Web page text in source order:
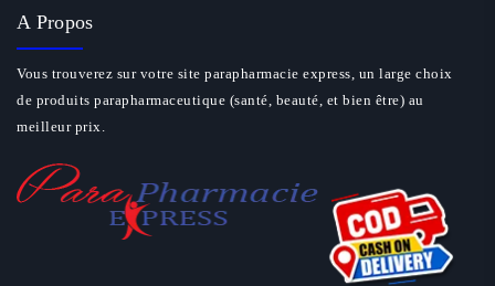
A Propos
Vous trouverez sur votre site parapharmacie express, un large choix
de produits parapharmaceutique (santé, beauté, et bien être) au
meilleur prix.